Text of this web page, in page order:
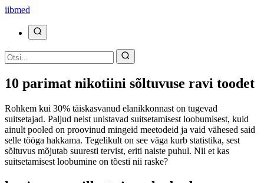
iibmed
10 parimat nikotiini sõltuvuse ravi toodet
Rohkem kui 30% täiskasvanud elanikkonnast on tugevad
suitsetajad. Paljud neist unistavad suitsetamisest loobumisest, kuid
ainult pooled on proovinud mingeid meetodeid ja vaid vähesed said
selle tööga hakkama. Tegelikult on see väga kurb statistika, sest
sõltuvus mõjutab suuresti tervist, eriti naiste puhul. Nii et kas
suitsetamisest loobumine on tõesti nii raske?